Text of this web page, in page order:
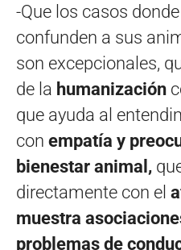
-Que los casos
confunden a sus
son excepcionales,
de la humanización
que ayuda al
con empatía y
bienestar animal,
directamente con el
muestra
problemas de